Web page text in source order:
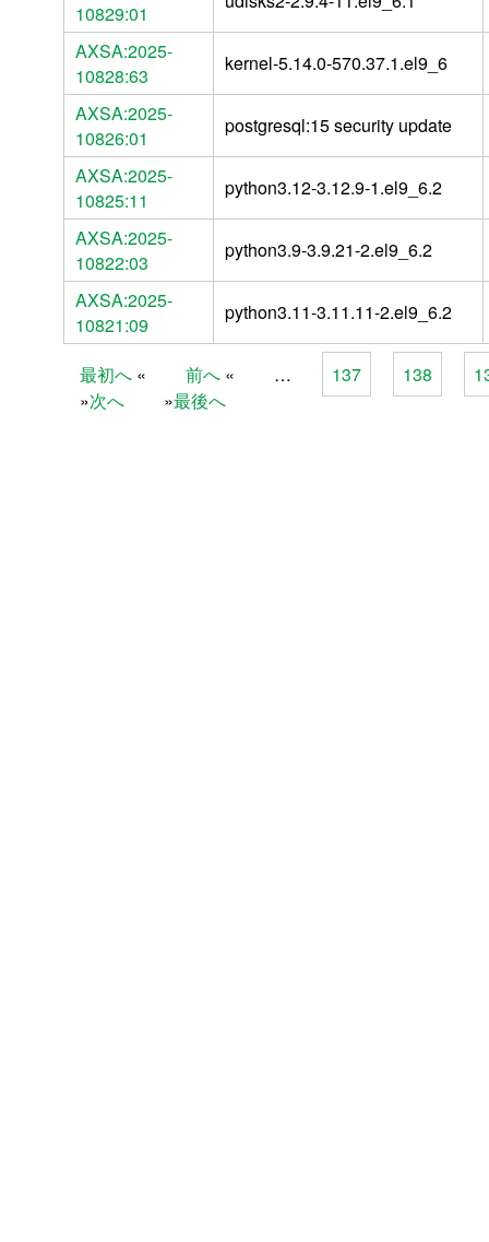
10829:01
AXSA:2025-
10828:63
kernel-5.14.0-570.37.1.el9_6
AXSA:2025-
10826:01
postgresql:15 security update
AXSA:2025-
10825:11
python3.12-3.12.9-1.el9_6.2
AXSA:2025-
10822:03
python3.9-3.9.21-2.el9_6.2
AXSA:2025-
10821:09
python3.11-3.11.11-2.el9_6.2
Pages
最初へ 前へ … 137 138
次へ
最後へ